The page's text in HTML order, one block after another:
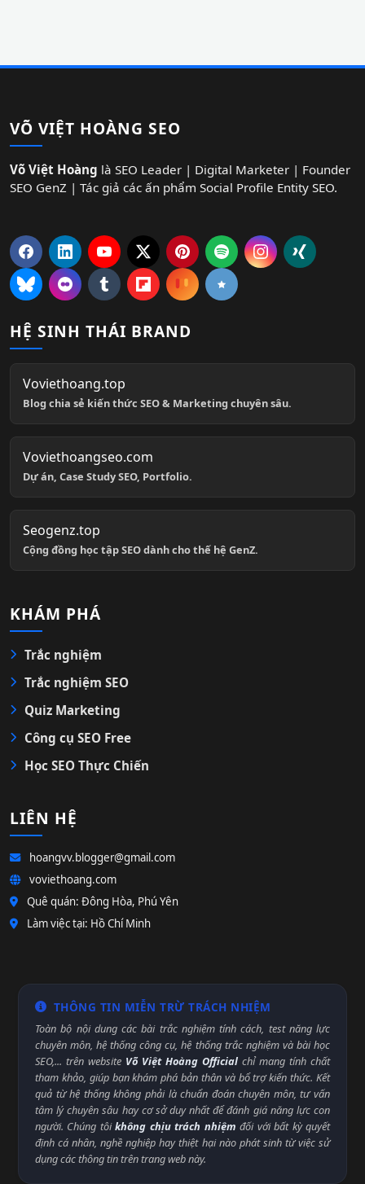
VÕ VIỆT HOÀNG SEO
Võ Việt Hoàng là SEO Leader | Digital Marketer | Founder
SEO GenZ | Tác giả các ấn phẩm Social Profile Entity SEO.
HỆ SINH THÁI BRAND
Voviethoang.top
Blog chia sẻ kiến thức SEO & Marketing chuyên sâu.
Voviethoangseo.com
Dự án, Case Study SEO, Portfolio.
Seogenz.top
Cộng đồng học tập SEO dành cho thế hệ GenZ.
KHÁM PHÁ
Trắc nghiệm
Trắc nghiệm SEO
Quiz Marketing
Công cụ SEO Free
Học SEO Thực Chiến
LIÊN HỆ
hoangvv.blogger@gmail.com
voviethoang.com
Quê quán: Đông Hòa, Phú Yên
Làm việc tại: Hồ Chí Minh
THÔNG TIN MIỄN TRỪ TRÁCH NHIỆM
Toàn bộ nội dung các bài trắc nghiệm tính cách, test năng lực
chuyên môn, hệ thống công cụ, hệ thống trắc nghiệm và bài học
SEO,... trên website Võ Việt Hoàng Official chỉ mang tính chất
tham khảo, giúp bạn khám phá bản thân và bổ trợ kiến thức. Kết
quả từ hệ thống không phải là chuẩn đoán chuyên môn, tư vấn
tâm lý chuyên sâu hay cơ sở duy nhất để đánh giá năng lực con
người. Chúng tôikhông chịu trách nhiệm đối với bất kỳ quyết
định cá nhân, nghề nghiệp hay thiệt hại nào phát sinh từ việc sử
dụng các thông tin trên trang web này.